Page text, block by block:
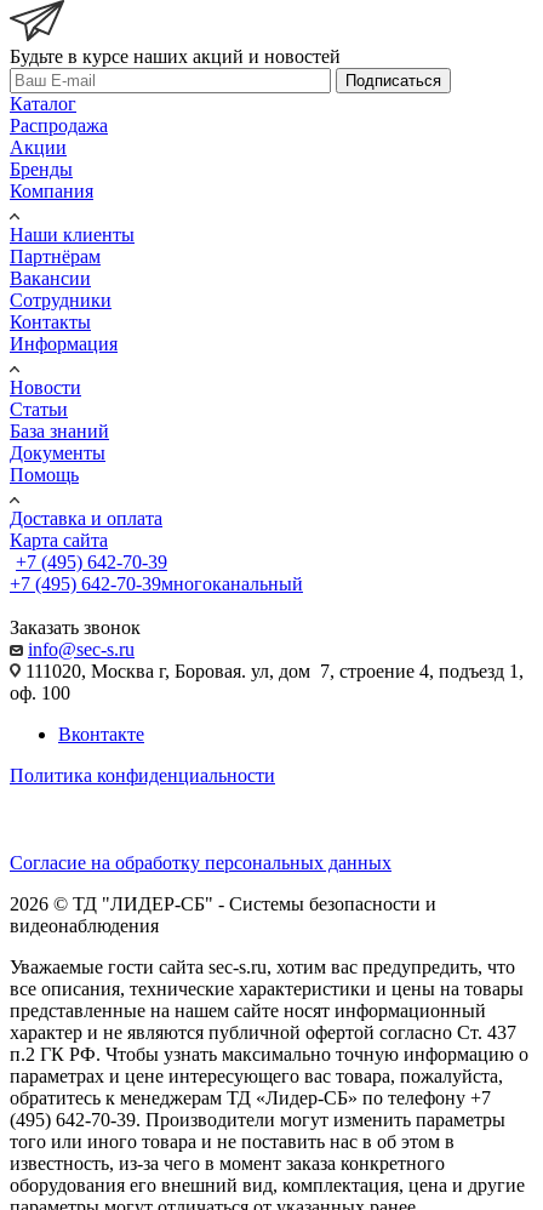
Будьте в курсе наших акций и новостей
Подписаться
Каталог
Распродажа
Акции
Бренды
Компания
Наши клиенты
Партнёрам
Вакансии
Сотрудники
Контакты
Информация
Новости
Статьи
База знаний
Документы
Помощь
Доставка и оплата
Карта сайта
+7 (495) 642-70-39
+7 (495) 642-70-39многоканальный
Заказать звонок
info@sec-s.ru
111020, Москва г, Боровая. ул, дом 7, строение 4, подъезд 1,
оф. 100
Вконтакте
Политика конфиденциальности
Согласие на обработку персональных данных
2026 © ТД "ЛИДЕР-СБ" - Системы безопасности и
видеонаблюдения
Уважаемые гости сайта sec-s.ru, хотим вас предупредить, что
все описания, технические характеристики и цены на товары
представленные на нашем сайте носят информационный
характер и не являются публичной офертой согласно Ст. 437
п.2 ГК РФ. Чтобы узнать максимально точную информацию о
параметрах и цене интересующего вас товара, пожалуйста,
обратитесь к менеджерам ТД «Лидер-СБ» по телефону +7
(495) 642-70-39. Производители могут изменить параметры
того или иного товара и не поставить нас в об этом в
известность, из-за чего в момент заказа конкретного
оборудования его внешний вид, комплектация, цена и другие